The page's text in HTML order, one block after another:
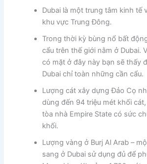
Dubai là một trung tâm kinh tế
khu vực Trung Đông.
Trong thời kỳ bùng nổ bất
cẩu trên thế giới nằm ở Dubai.
có mặt ở đây này bạn sẽ thấy
Dubai chỉ toàn những cần cẩu.
Lượng cát xây dựng Đảo Cọ
dùng đến 94 triệu mét khối
tòa nhà Empire State có sức
khối.
Lượng vàng ở Burj Al Arab –
sang ở Dubai sử dụng đủ để